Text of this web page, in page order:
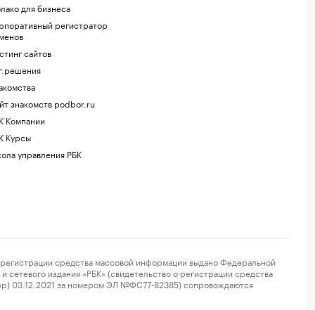
для бизнеса
регистратор
сайтов
знакомств podbor.ru
Компании
Курсы
управления РБК
средства массовой информации выдано Федеральной
издания «РБК» (свидетельство о регистрации средства
03.12.2021 за номером ЭЛ №ФС77-82385) сопровождаются